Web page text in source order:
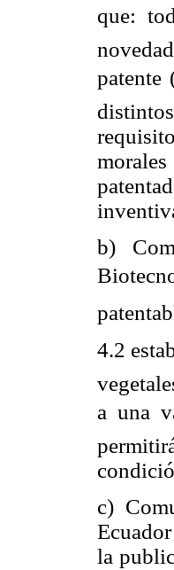
que:
b)
4.2
a una
c)
la